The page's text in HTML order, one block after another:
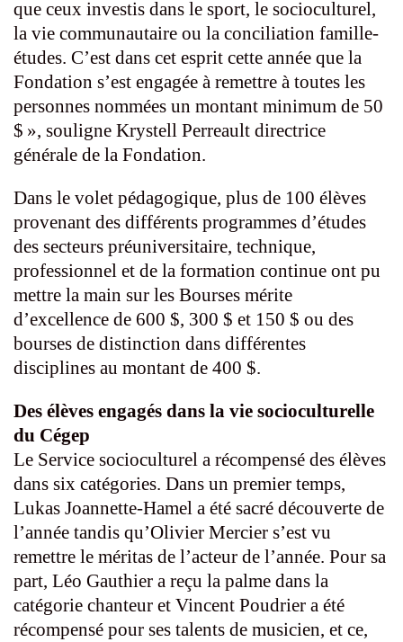
que ceux investis dans le sport, le socioculturel,
la vie communautaire ou la conciliation famille-
études. C’est dans cet esprit cette année que la
Fondation s’est engagée à remettre à toutes les
personnes nommées un montant minimum de 50
$ », souligne Krystell Perreault directrice
générale de la Fondation.
Dans le volet pédagogique, plus de 100 élèves
provenant des différents programmes d’études
des secteurs préuniversitaire, technique,
professionnel et de la formation continue ont pu
mettre la main sur les Bourses mérite
d’excellence de 600 $, 300 $ et 150 $ ou des
bourses de distinction dans différentes
disciplines au montant de 400 $.
Des élèves engagés dans la vie socioculturelle
du Cégep
Le Service socioculturel a récompensé des élèves
dans six catégories. Dans un premier temps,
Lukas Joannette-Hamel a été sacré découverte de
l’année tandis qu’Olivier Mercier s’est vu
remettre le méritas de l’acteur de l’année. Pour sa
part, Léo Gauthier a reçu la palme dans la
catégorie chanteur et Vincent Poudrier a été
récompensé pour ses talents de musicien, et ce,